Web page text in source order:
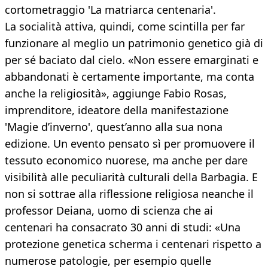
cortometraggio 'La matriarca centenaria'.
La socialità attiva, quindi, come scintilla per far
funzionare al meglio un patrimonio genetico già di
per sé baciato dal cielo. «Non essere emarginati e
abbandonati è certamente importante, ma conta
anche la religiosità», aggiunge Fabio Rosas,
imprenditore, ideatore della manifestazione
'Magie d’inverno', quest’anno alla sua nona
edizione. Un evento pensato sì per promuovere il
tessuto economico nuorese, ma anche per dare
visibilità alle peculiarità culturali della Barbagia. E
non si sottrae alla riflessione religiosa neanche il
professor Deiana, uomo di scienza che ai
centenari ha consacrato 30 anni di studi: «Una
protezione genetica scherma i centenari rispetto a
numerose patologie, per esempio quelle